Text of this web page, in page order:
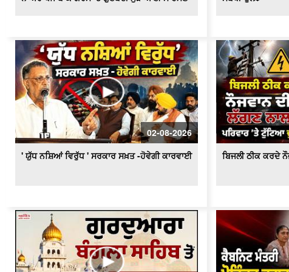
02-08-2026
' ਯੁੱਧ ਨਸ਼ਿਆਂ ਵਿਰੁੱਧ ' ਸਰਕਾਰ ਸਖ਼ਤ -ਹੋਵੇਗੀ ਕਾਰਵਾਈ
ਬਿਜਲੀ ਠੀਕ ਕਰਦੇ